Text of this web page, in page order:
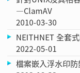
—ClamAV
2010-03-30
NEITHNET 全套
2022-05-01
檔案嵌入浮水印